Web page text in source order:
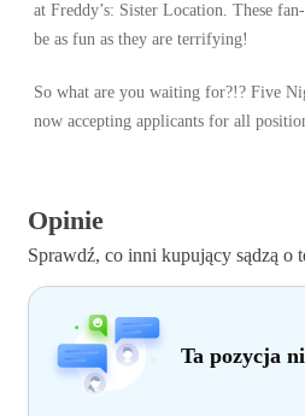
at Freddy’s: Sister Location. These
be as fun as they are terrifying!
So what are you waiting for?!? Five
now accepting applicants for all
Opinie
Sprawdź, co inni kupujący sądzą o
Ta pozycja